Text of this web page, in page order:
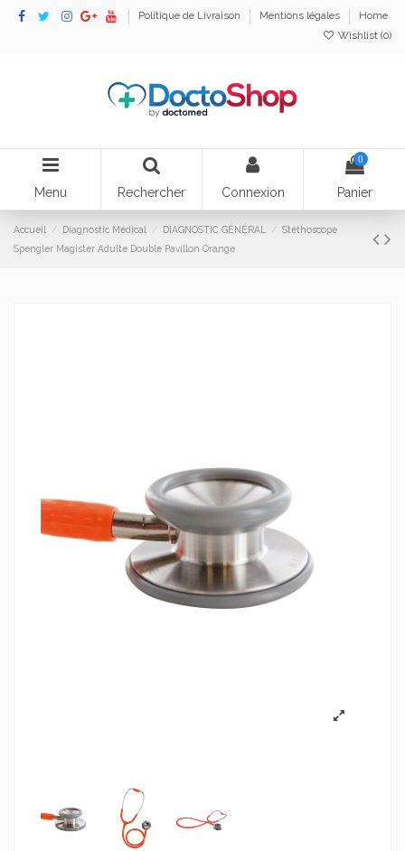
Politique de Livraison Mentions légales
Home
Wishlist (0)
Menu Rechercher Connexion
0
Panier
Accueil Diagnostic Médical DIAGNOSTIC GÉNÉRAL
Stéthoscope
Spengler Magister Adulte Double Pavillon Orange